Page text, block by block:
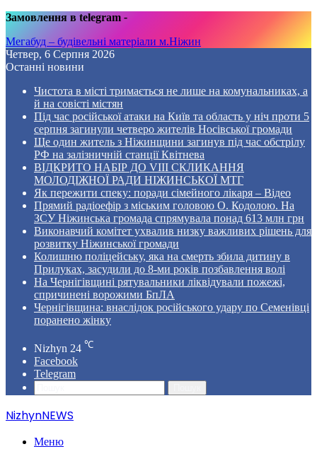
Замовлення в telegram -
Мегабуд – будівельні матеріали м.Ніжин
Четвер, 6 Серпня 2026
Останні новини
Чистота в місті тримається не лише на комунальниках, а
й на совісті містян
Під час російської атаки на Київ та область у ніч проти 5
серпня загинули четверо жителів Носівської громади
Ще один житель з Ніжинщини загинув під час обстрілу
РФ на залізничній станції Квітнева
ВІДКРИТО НАБІР ДО VIII СКЛИКАННЯ
МОЛОДІЖНОЇ РАДИ НІЖИНСЬКОЇ МТГ
Як пережити спеку: поради сімейного лікаря – Відео
Прямий радіоефір з міським головою О. Кодолою. На
ЗСУ Ніжинська громада спрямувала понад 613 млн грн
Виконавчий комітет ухвалив низку важливих рішень для
розвитку Ніжинської громади
Колишню поліцейську, яка на смерть збила дитину в
Прилуках, засудили до 8-ми років позбавлення волі
На Чернігівщині рятувальники ліквідували пожежі,
спричинені ворожими БпЛА
Чернігівщина: внаслідок російського удару по Семенівці
поранено жінку
Nizhyn 24 ℃
Facebook
Telegram
NizhynNEWS
Меню